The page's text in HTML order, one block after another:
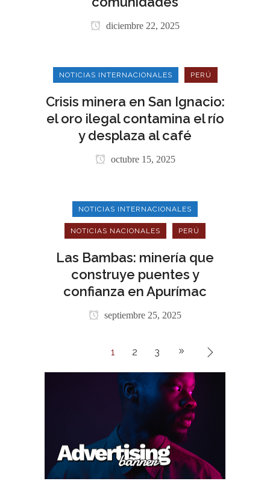
diciembre 22, 2025
NOTICIAS INTERNACIONALES PERÚ
Crisis minera en San Ignacio:
el oro ilegal contamina el río
y desplaza al café
octubre 15, 2025
NOTICIAS INTERNACIONALES
NOTICIAS NACIONALES PERÚ
Las Bambas: minería que
construye puentes y
confianza en Apurímac
septiembre 25, 2025
1 2 3